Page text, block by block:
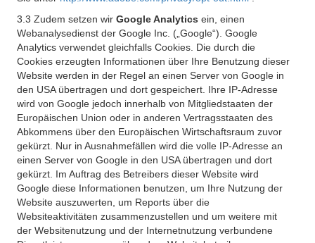
3.3 Zudem setzen wir Google Analytics ein, einen
Webanalysedienst der Google Inc. („Google“). Google
Analytics verwendet gleichfalls Cookies. Die durch die
Cookies erzeugten Informationen über Ihre Benutzung dieser
Website werden in der Regel an einen Server von Google in
den USA übertragen und dort gespeichert. Ihre IP-Adresse
wird von Google jedoch innerhalb von Mitgliedstaaten der
Europäischen Union oder in anderen Vertragsstaaten des
Abkommens über den Europäischen Wirtschaftsraum zuvor
gekürzt. Nur in Ausnahmefällen wird die volle IP-Adresse an
einen Server von Google in den USA übertragen und dort
gekürzt. Im Auftrag des Betreibers dieser Website wird
Google diese Informationen benutzen, um Ihre Nutzung der
Website auszuwerten, um Reports über die
Websiteaktivitäten zusammenzustellen und um weitere mit
der Websitenutzung und der Internetnutzung verbundene